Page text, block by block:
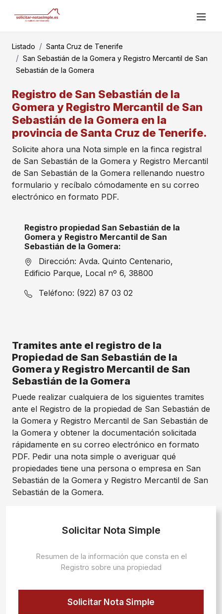
Listado
Santa Cruz de Tenerife
San Sebastián de la Gomera y Registro Mercantil de San
Sebastián de la Gomera
Registro de San Sebastián de la
Gomera y Registro Mercantil de San
Sebastián de la Gomera en la
provincia de Santa Cruz de Tenerife.
Solicite ahora una Nota simple en la finca registral
de San Sebastián de la Gomera y Registro Mercantil
de San Sebastián de la Gomera rellenando nuestro
formulario y recíbalo cómodamente en su correo
electrónico en formato PDF.
Registro propiedad San Sebastián de la
Gomera y Registro Mercantil de San
Sebastián de la Gomera:
Dirección: Avda. Quinto Centenario,
Edificio Parque, Local nº 6, 38800
Teléfono: (922) 87 03 02
Tramites ante el registro de la
Propiedad de San Sebastián de la
Gomera y Registro Mercantil de San
Sebastián de la Gomera
Puede realizar cualquiera de los siguientes tramites
ante el Registro de la propiedad de San Sebastián de
la Gomera y Registro Mercantil de San Sebastián de
la Gomera y obtener la documentación solicitada
rápidamente en su correo electrónico en formato
PDF. Pedir una nota simple o averiguar qué
propiedades tiene una persona o empresa en San
Sebastián de la Gomera y Registro Mercantil de San
Sebastián de la Gomera.
Solicitar Nota Simple
Resumen de la información que consta en el
Registro sobre una propiedad
Solicitar Nota Simple